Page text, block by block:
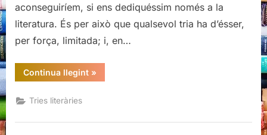
(personal)
aconseguiríem, si ens dediquéssim només a la
literatura. És per això que qualsevol tria ha d’ésser,
per força, limitada; i, en…
Continua llegint“Els
llibres
(personal)”
»
Tries literàries